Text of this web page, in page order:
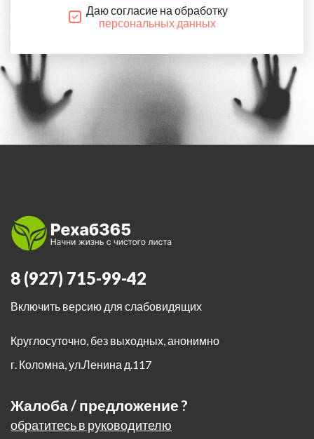
Даю согласие на обработку
персональных данных
8 (927) 715-99-42
Включить версию для слабовидящих
Круглосуточно, без выходных, анонимно
г. Коломна,ул.Ленина д.117
Жалоба / предложение ?
обратитесь в руководителю